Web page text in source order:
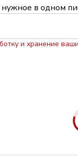
в одном
и хранение